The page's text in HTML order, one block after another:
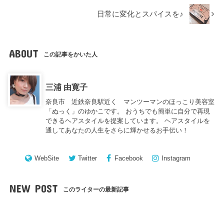
日常に変化とスパイスを♪
ABOUT この記事をかいた人
三浦 由寛子
奈良市 近鉄奈良駅近く マンツーマンのほっこり美容室
「ぬっく」のゆかこです。 おうちでも簡単に自分で再現
できるヘアスタイルを提案しています。 ヘアスタイルを
通してあなたの人生をさらに輝かせるお手伝い！
WebSite Twitter Facebook Instagram
NEW POST このライターの最新記事